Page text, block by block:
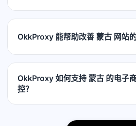
OkkProxy 能帮助改善 蒙古 网站的
OkkProxy 如何支持 蒙古 的电子
控？